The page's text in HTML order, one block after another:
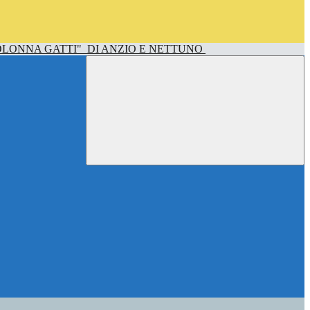
GATTI" DI ANZIO E NETTUNO